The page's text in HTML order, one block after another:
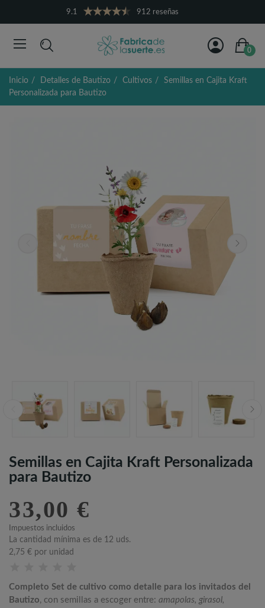
9.1 912 reseñas
0
Inicio Detalles de Bautizo Cultivos
Semillas en Cajita Kraft
Personalizada para Bautizo
Semillas en Cajita Kraft Personalizada
para Bautizo
33,00 €
Impuestos incluidos
La cantidad mínima es de 12 uds.
2,75 € por unidad
Completo Set de cultivo como detalle para los invitados del
Bautizo, con semillas a escoger entre: amapolas, girasol,